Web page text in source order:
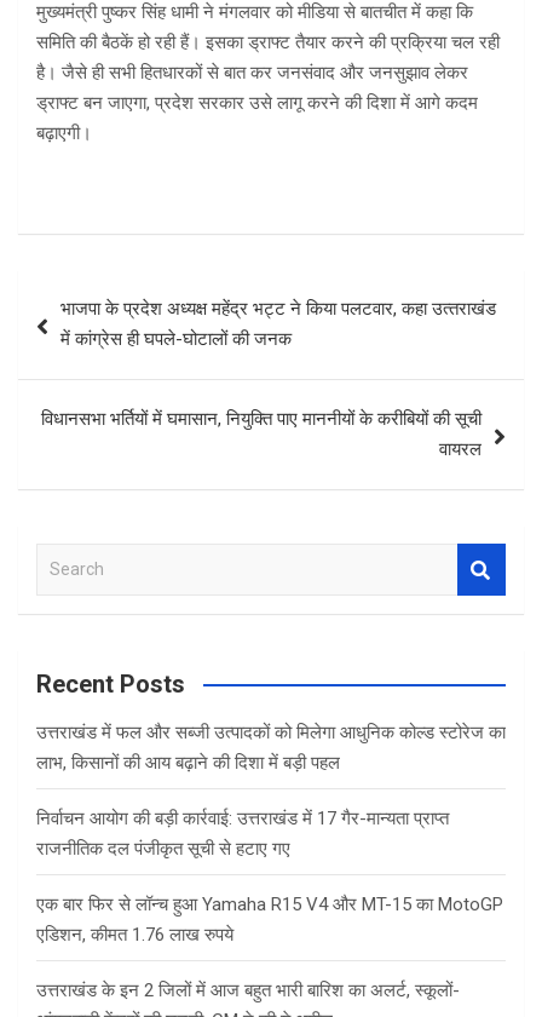
मुख्यमंत्री पुष्कर सिंह धामी ने मंगलवार को मीडिया से बातचीत में कहा कि
समिति की बैठकें हो रही हैं। इसका ड्राफ्ट तैयार करने की प्रक्रिया चल रही
है। जैसे ही सभी हितधारकों से बात कर जनसंवाद और जनसुझाव लेकर
ड्राफ्ट बन जाएगा, प्रदेश सरकार उसे लागू करने की दिशा में आगे कदम
बढ़ाएगी।
navigation
भाजपा के प्रदेश अध्यक्ष महेंद्र भट्ट ने किया पलटवार, कहा उत्‍तराखंड
में कांग्रेस ही घपले-घोटालों की जनक
विधानसभा भर्तियों में घमासान, नियुक्ति पाए माननीयों के करीबियों की सूची
वायरल
a
c
Recent Posts
उत्तराखंड में फल और सब्जी उत्पादकों को मिलेगा आधुनिक कोल्ड स्टोरेज का
लाभ, किसानों की आय बढ़ाने की दिशा में बड़ी पहल
निर्वाचन आयोग की बड़ी कार्रवाई: उत्तराखंड में 17 गैर-मान्यता प्राप्त
राजनीतिक दल पंजीकृत सूची से हटाए गए
एक बार फिर से लॉन्च हुआ Yamaha R15 V4 और MT-15 का MotoGP
एडिशन, कीमत 1.76 लाख रुपये
उत्तराखंड के इन 2 जिलों में आज बहुत भारी बारिश का अलर्ट, स्कूलों-